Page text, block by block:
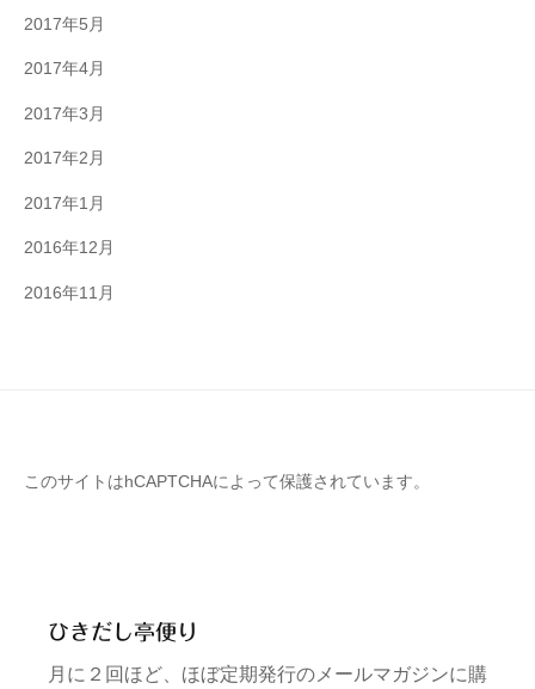
2017年5月
2017年4月
2017年3月
2017年2月
2017年1月
2016年12月
2016年11月
このサイトはhCAPTCHAによって保護されています。
ひきだし亭便り
月に２回ほど、ほぼ定期発行のメールマガジンに購